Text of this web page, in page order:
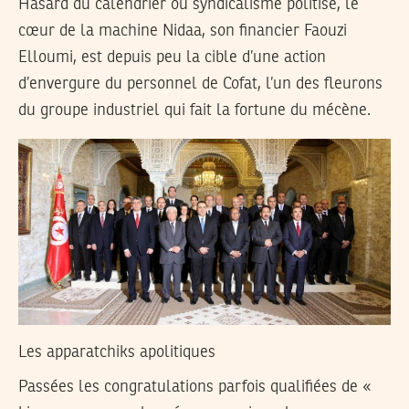
Hasard du calendrier ou syndicalisme politisé, le
cœur de la machine Nidaa, son financier Faouzi
Elloumi, est depuis peu la cible d’une action
d’envergure du personnel de Cofat, l’un des fleurons
du groupe industriel qui fait la fortune du mécène.
Les apparatchiks apolitiques
Passées les congratulations parfois qualifiées de «